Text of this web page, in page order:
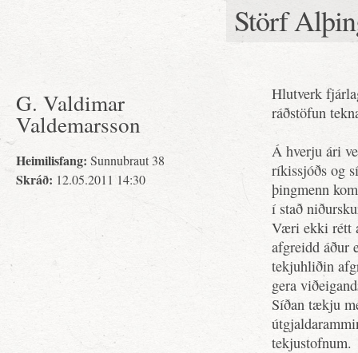
Störf
G. Valdimar
Valdemarsson
Heimilisfang: Sunnubraut 38
Skráð: 12.05.2011 14:30
Hlutverk
ráðstöfun
Á hverju ári
ríkissjóðs og
þingmenn
í stað
Væri ekki rétt
afgreidd áður
tekjuhliðin
gera
Síðan tækju
tekjustofnum.